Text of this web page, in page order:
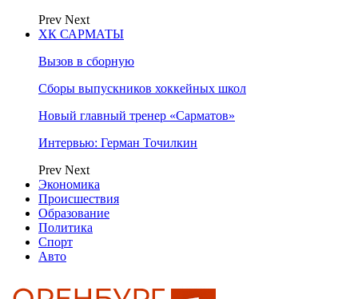
Prev Next
ХК САРМАТЫ
Вызов в сборную
Сборы выпускников хоккейных школ
Новый главный тренер «Сарматов»
Интервью: Герман Точилкин
Prev Next
Экономика
Происшествия
Образование
Политика
Спорт
Авто